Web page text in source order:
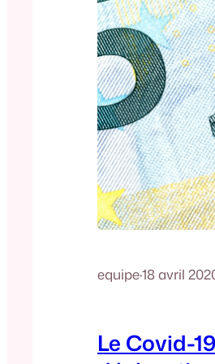
equipe·18 avril
Le Covid-